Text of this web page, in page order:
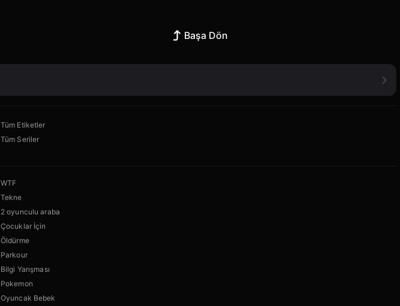
Başa Dön
Tüm Etiketler
Tüm Seriler
WTF
Tekne
2 oyunculu araba
Çocuklar İçin
Öldürme
Parkour
Bilgi Yarışması
Pokemon
Oyuncak Bebek